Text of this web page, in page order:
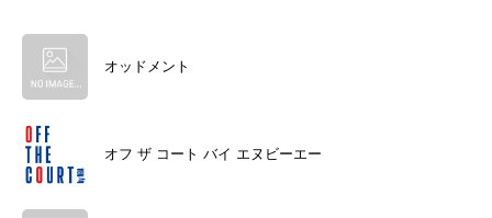
オッドメント
オフ ザ コート バイ エヌビーエー